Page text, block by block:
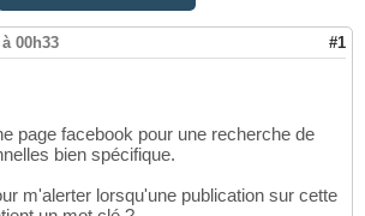
à 00h33 #1
page facebook pour une recherche de
bien spécifique.
m'alerter lorsqu'une publication sur cette